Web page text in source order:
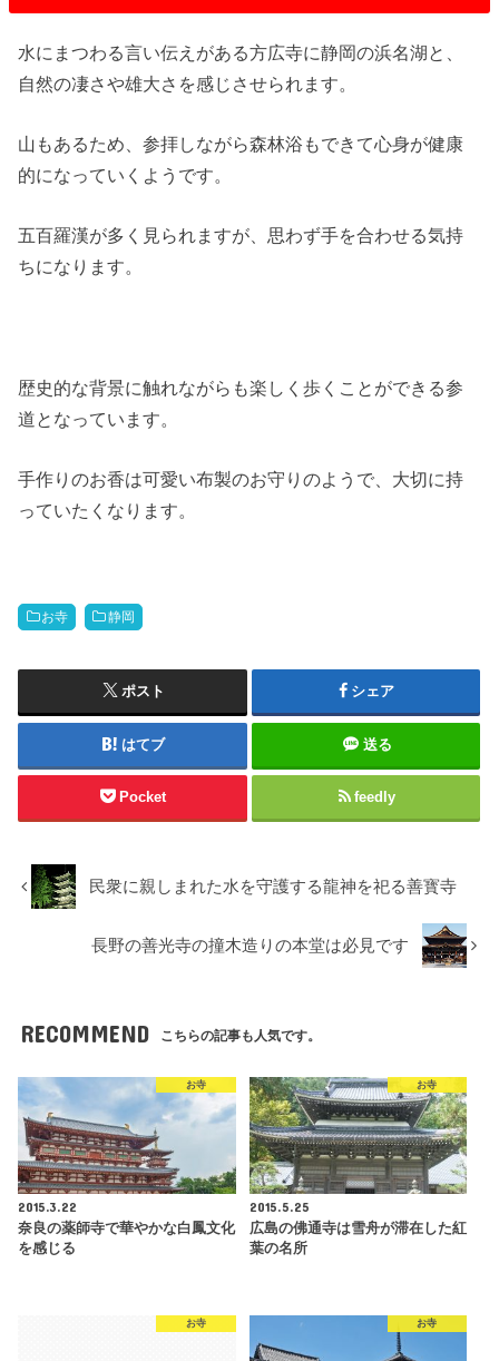
水にまつわる言い伝えがある方広寺に静岡の浜名湖と、
自然の凄さや雄大さを感じさせられます。
山もあるため、参拝しながら森林浴もできて心身が健康
的になっていくようです。
五百羅漢が多く見られますが、思わず手を合わせる気持
ちになります。
歴史的な背景に触れながらも楽しく歩くことができる参
道となっています。
手作りのお香は可愛い布製のお守りのようで、大切に持
っていたくなります。
お寺 静岡
ポスト シェア
はてブ 送る
Pocket feedly
民衆に親しまれた水を守護する龍神を祀る善寳寺
長野の善光寺の撞木造りの本堂は必見です
RECOMMEND こちらの記事も人気です。
お寺
2015.3.22
奈良の薬師寺で華やかな白鳳文化
を感じる
お寺
2015.5.25
広島の佛通寺は雪舟が滞在した紅
葉の名所
お寺 お寺